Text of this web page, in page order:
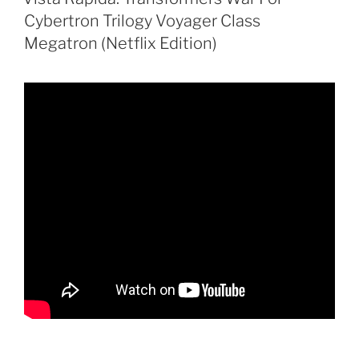
Cybertron Trilogy Voyager Class
Megatron (Netflix Edition)